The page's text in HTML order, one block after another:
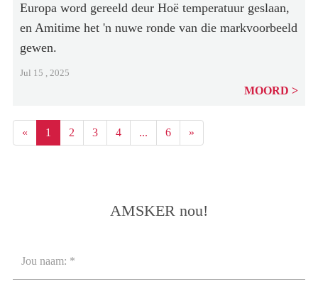
Europa word gereeld deur Hoë temperatuur geslaan,
en Amitime het 'n nuwe ronde van die markvoorbeeld
gewen.
Jul 15 , 2025
MOORD
« 1 2 3 4 ... 6 »
AMSKER nou!